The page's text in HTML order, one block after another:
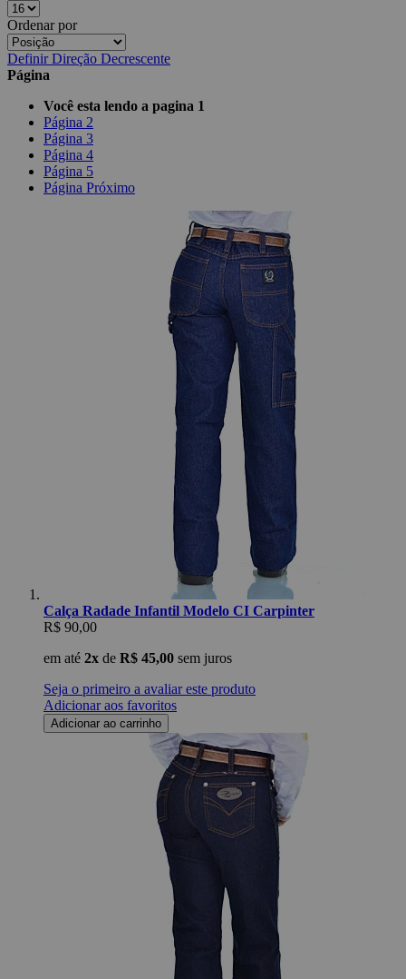
Ordenar por
Definir Direção Decrescente
Página
Você esta lendo a pagina 1
Página 2
Página 3
Página 4
Página 5
Página Próximo
Calça Radade Infantil Modelo CI Carpinter
R$ 90,00
em até 2x de R$ 45,00 sem juros
Seja o primeiro a avaliar este produto
Adicionar aos favoritos
Adicionar ao carrinho